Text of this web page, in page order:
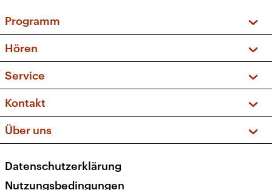
Programm
Sendungen und Podcasts
Musikliste
Kakadu – Das Kinderprogramm
Hören
Frequenzen (UKW + DAB+)
Service
FAQ
Apps
Newsletter
Veranstaltungen
Kontakt
Social Media
Über uns
Presse
Datenschutzerklärung
Nutzungsbedingungen